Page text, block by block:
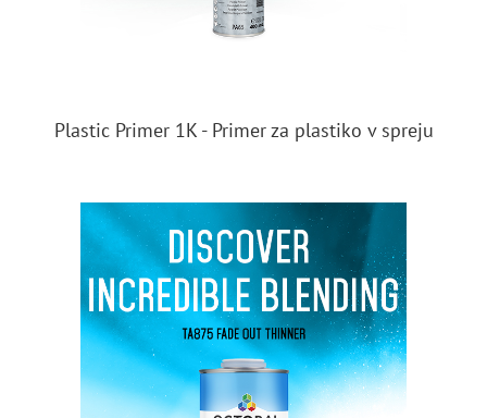
Plastic Primer 1K - Primer za plastiko v spreju